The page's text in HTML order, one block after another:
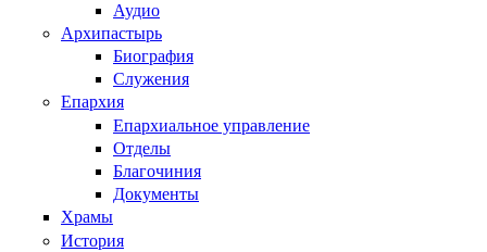
Аудио
Архипастырь
Биография
Служения
Епархия
Епархиальное управление
Отделы
Благочиния
Документы
Храмы
История